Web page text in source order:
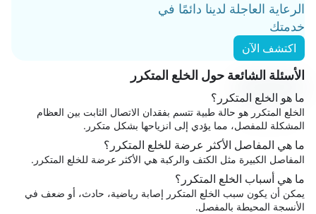
الرعاية العاجلة لدينا دائمًا في
خدمتك
اكتشف الآن
الأسئلة الشائعة حول الخلع المتكرر
ما هو الخلع المتكرر؟
الخلع المتكرر هو حالة طبية تتسم بفقدان الاتصال الثابت بين العظام
المشكلة للمفصل، مما يؤدي إلى انزياحها بشكل متكرر.
ما هي المفاصل الأكثر عرضة للخلع المتكرر؟
المفاصل الكبيرة مثل الكتف والركبة هي الأكثر عرضة للخلع المتكرر.
ما هي أسباب الخلع المتكرر؟
يمكن أن يكون سبب الخلع المتكرر إصابة رياضية، حادث، أو ضعف في
الأنسجة المحيطة بالمفصل.